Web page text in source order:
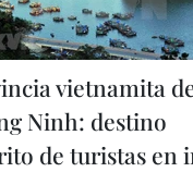
vietnamita
Ninh: destino
de turistas en